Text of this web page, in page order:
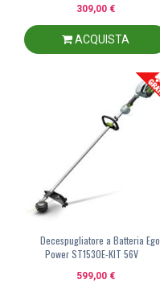
309,00 €
ACQUISTA
Decespugliatore a Batteria Ego
Power ST1530E-KIT 56V
599,00 €